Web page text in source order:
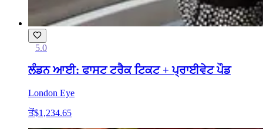
5.0
ਲੰਡਨ ਆਈ: ਫਾਸਟ ਟਰੈਕ ਟਿਕਟ + ਪ੍ਰਾਈਵੇਟ ਪੌਡ
London Eye
ਤੋਂ$1,234.65